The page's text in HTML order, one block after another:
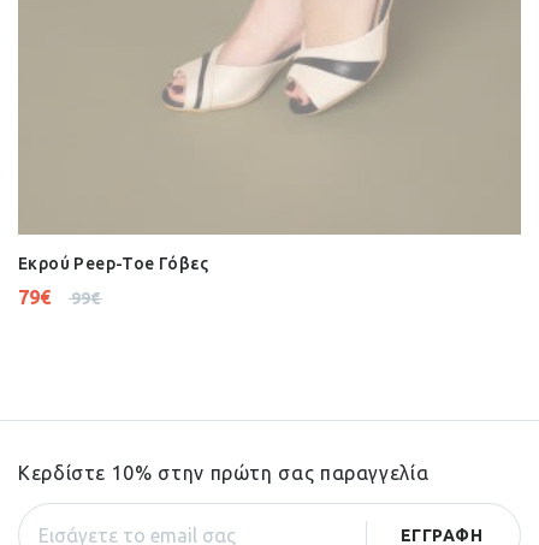
Εκρού Peep-Toe Γόβες
99€
79€
Κερδίστε 10% στην πρώτη σας παραγγελία